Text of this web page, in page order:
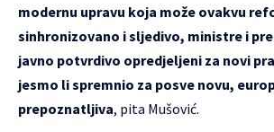
modernu upravu koja može ovakvu
sinhronizovano i sljedivo, ministre i
javno potvrdivo opredjeljeni za novi
jesmo li spremnio za posve novu,
prepoznatljiva, pita Mušović.